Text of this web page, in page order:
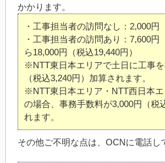
かかります。
・工事担当者の訪問なし：2,000円
・工事担当者の訪問あり：7,600円
ら18,000円（税込19,440円）
※NTT東日本エリアで土日に工事
（税込3,240円）加算されます。
※NTT東日本エリア・NTT西日本
の場合、事務手数料が3,000円（税
れます。
その他ご不明な点は、OCNに電話し